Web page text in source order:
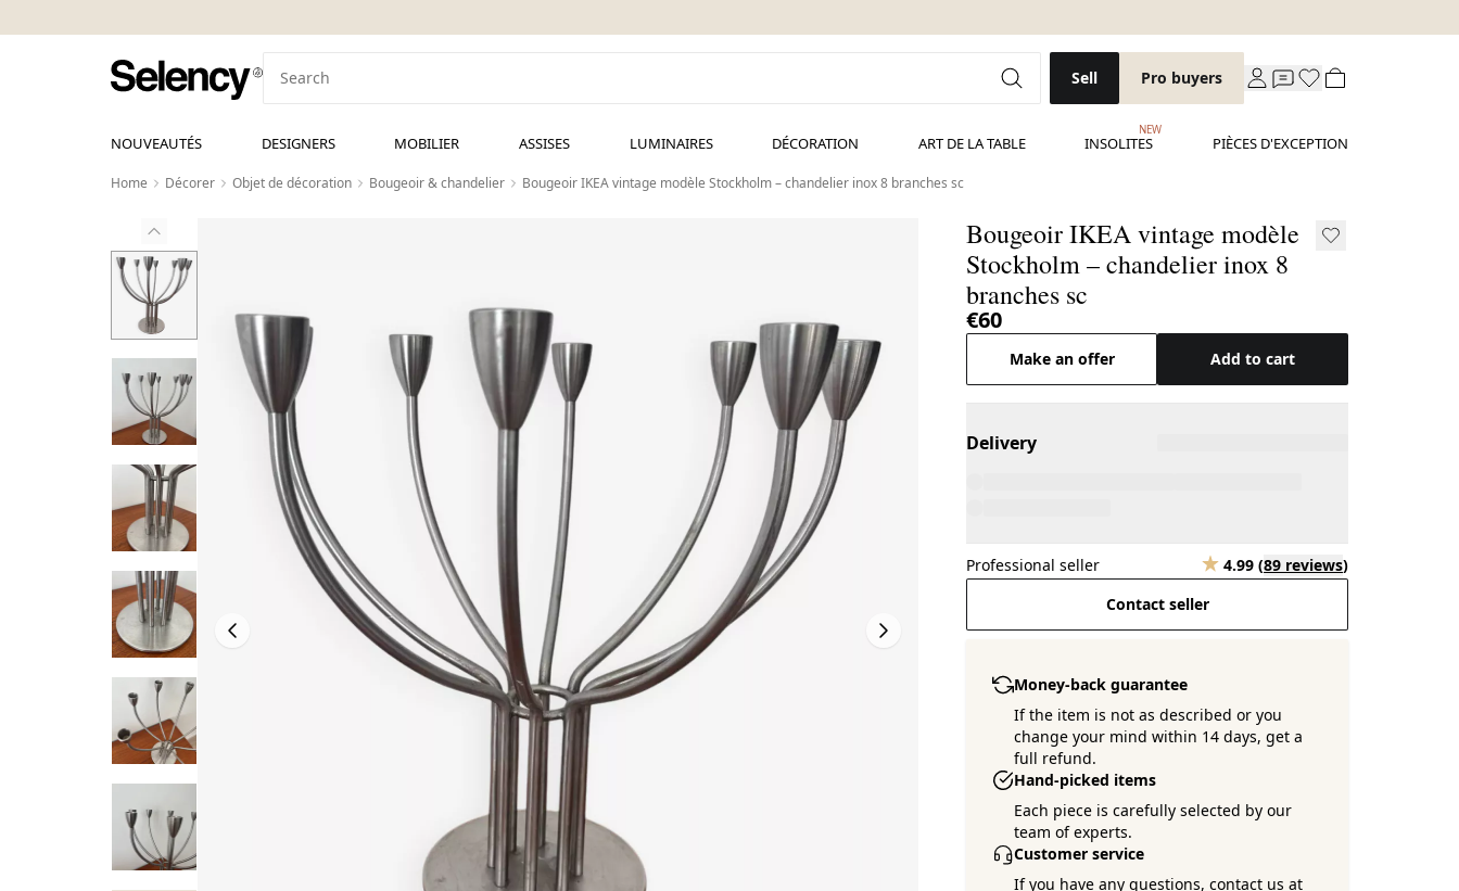
Sell Pro buyers
NOUVEAUTÉS DESIGNERS MOBILIER ASSISES LUMINAIRES DÉCORATION ART DE LA TABLE INSOLITES
NEW
PIÈCES D'EXCEPTION
Home Décorer Objet de décoration Bougeoir & chandelier Bougeoir IKEA vintage modèle Stockholm – chandelier inox 8 branches sc
Bougeoir IKEA vintage modèle
Stockholm – chandelier inox 8
branches sc
€60
Make an offer Add to cart
Delivery
Professional seller 4.99 (89 reviews)
Contact seller
Money-back guarantee
If the item is not as described or you
change your mind within 14 days, get a
full refund.
Hand-picked items
Each piece is carefully selected by our
team of experts.
Customer service
If you have any questions, contact us at